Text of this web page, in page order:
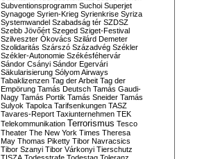
Subventionsprogramm Suchoi Superjet
Synagoge Syrien-Krieg Syrienkrise Syriza
Systemwandel Szabadság tér SZDSZ
Szebb Jövőért Szeged Sziget-Festival
Szilveszter Ókovács Szilárd Demeter
Szolidaritás Szárszó Századvég Székler
Székler-Autonomie Székésféhervár
Sándor Csányi Sándor Egervári
Säkularisierung Sólyom Airways
Tabaklizenzen Tag der Arbeit Tag der
Empörung Tamás Deutsch Tamás Gaudi-
Nagy Tamás Portik Tamás Sneider Tamás
Sulyok Tapolca Tarifsenkungen TASZ
Tavares-Report Taxiunternehmen TEK
Telekommunikation Terrorismus Tesco
Theater The New York Times Theresa
May Thomas Piketty Tibor Navracsics
Tibor Szanyi Tibor Várkonyi Tierschutz